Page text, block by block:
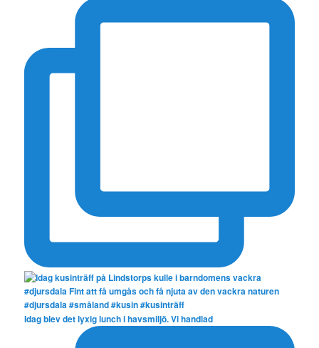
Idag blev det lyxig lunch i havsmiljö. Vi handlad